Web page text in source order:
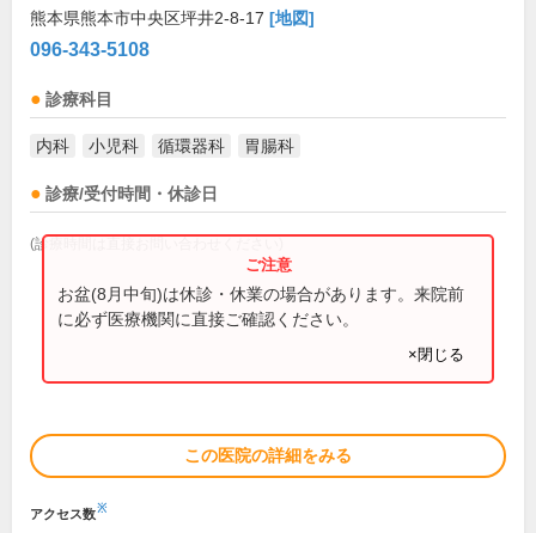
熊本県熊本市中央区坪井2-8-17 [地図]
096-343-5108
診療科目
内科 小児科 循環器科 胃腸科
診療/受付時間・休診日
(診療時間は直接お問い合わせください)
お盆(8月中旬)は休診・休業の場合があります。来院前
に必ず医療機関に直接ご確認ください。
×閉じる
この医院の詳細をみる
アクセス数※